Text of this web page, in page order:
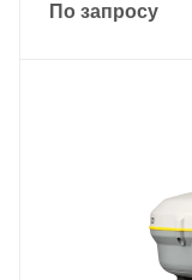
По запросу